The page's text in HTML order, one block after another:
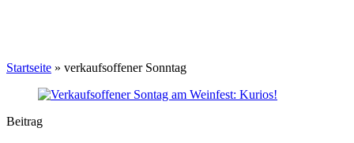
Startseite » verkaufsoffener Sonntag
Beitrag